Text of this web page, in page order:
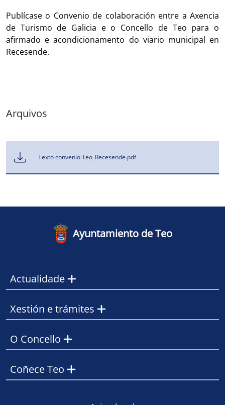
Publícase o Convenio de colaboración entre a Axencia
de Turismo de Galicia e o Concello de Teo para o
afirmado e acondicionamento do viario municipal en
Recesende.
Arquivos
Texto convenio Teo_Recesende.pdf
Ayuntamiento de Teo
Actualidade
Xestión e trámites
O Concello
Coñece Teo